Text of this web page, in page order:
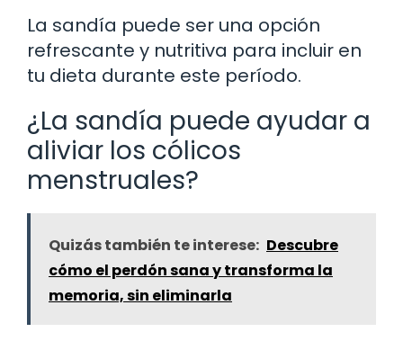
La sandía puede ser una opción
refrescante y nutritiva para incluir en
tu dieta durante este período.
¿La sandía puede ayudar a
aliviar los cólicos
menstruales?
Quizás también te interese: Descubre
cómo el perdón sana y transforma la
memoria, sin eliminarla